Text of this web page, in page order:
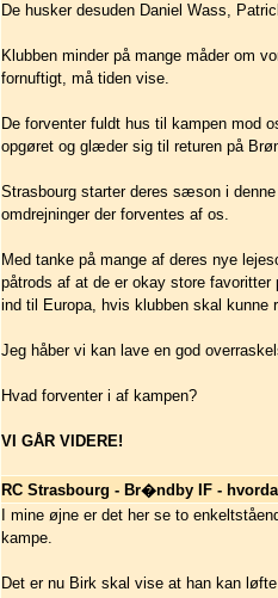
De husker desuden Daniel Wass,
Klubben minder på mange måder om
fornuftigt, må tiden vise.
De forventer fuldt hus til kampen mod
opgøret og glæder sig til returen på
Strasbourg starter deres sæson i
omdrejninger der forventes af os.
Med tanke på mange af deres nye
påtrods af at de er okay store
ind til Europa, hvis klubben skal
Jeg håber vi kan lave en god
Hvad forventer i af kampen?
VI GÅR VIDERE!
RC Strasbourg - Br�ndby IF -
I mine øjne er det her se to
kampe.
Det er nu Birk skal vise at han kan